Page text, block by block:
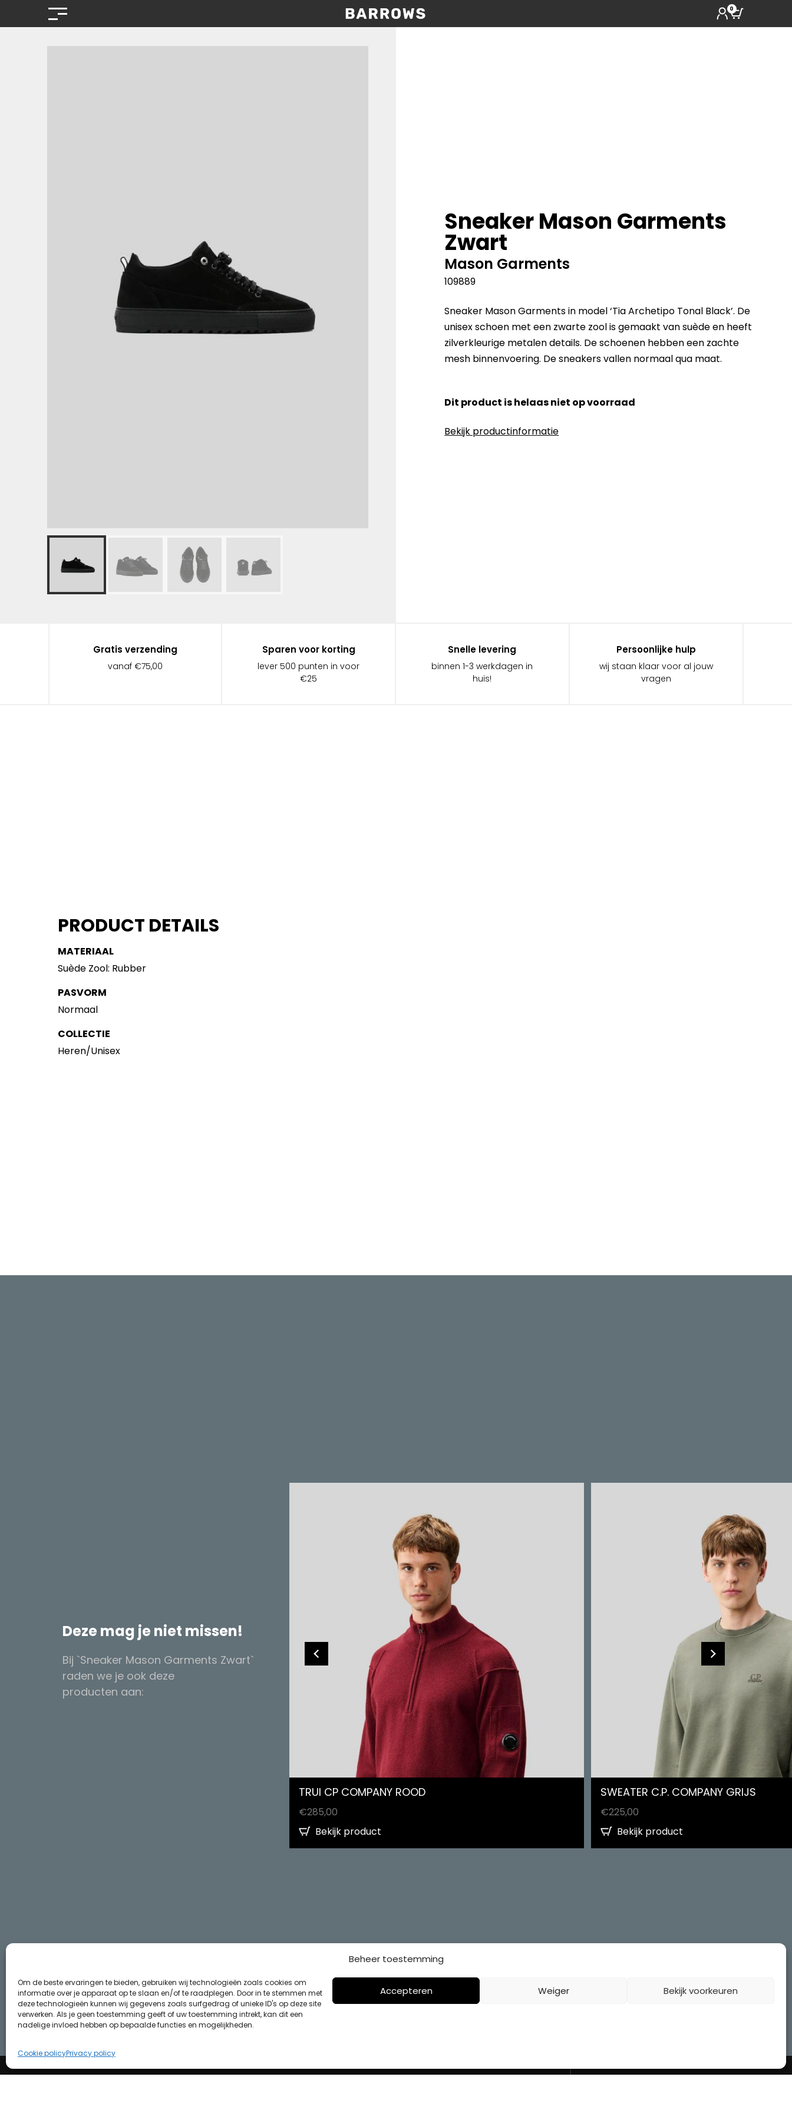
Beheer toestemming
Om de beste ervaringen te bieden, gebruiken wij technologieën zoals cookies om
informatie over je apparaat op te slaan en/of te raadplegen. Door in te stemmen met
deze technologieën kunnen wij gegevens zoals surfgedrag of unieke ID's op deze site
verwerken. Als je geen toestemming geeft of uw toestemming intrekt, kan dit een
nadelige invloed hebben op bepaalde functies en mogelijkheden.
Accepteren Weiger Bekijk voorkeuren
Cookie policyPrivacy policy
0
Sneaker Mason Garments
Zwart
Mason Garments
109889
Sneaker Mason Garments in model ‘Tia Archetipo Tonal Black’. De
unisex schoen met een zwarte zool is gemaakt van suède en heeft
zilverkleurige metalen details. De schoenen hebben een zachte
mesh binnenvoering. De sneakers vallen normaal qua maat.
Dit product is helaas niet op voorraad
Bekijk productinformatie
Gratis verzending
vanaf €75,00
Sparen voor korting
lever 500 punten in voor
€25
Snelle levering
binnen 1-3 werkdagen in
huis!
Persoonlijke hulp
wij staan klaar voor al jouw
vragen
PRODUCT DETAILS
MATERIAAL
Suède Zool: Rubber
PASVORM
Normaal
COLLECTIE
Heren/Unisex
Deze mag je niet missen!
Bij `Sneaker Mason Garments Zwart`
raden we je ook deze
producten aan:
TRUI CP COMPANY ROOD
€285,00
Bekijk product
SWEATER C.P. COMPANY GRIJS
€225,00
Bekijk product